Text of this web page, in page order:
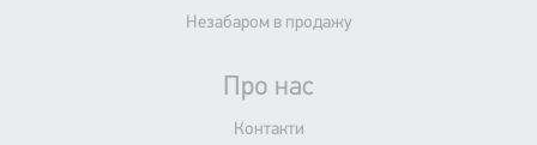
Незабаром в продажу
Про нас
Контакти